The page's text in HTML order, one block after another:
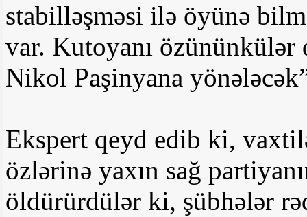
stabilləşməsi ilə öyünə
var. Kutoyanı
Nikol Paşinyana
Ekspert qeyd edib ki,
özlərinə yaxın sağ
öldürürdülər ki, şübhələr